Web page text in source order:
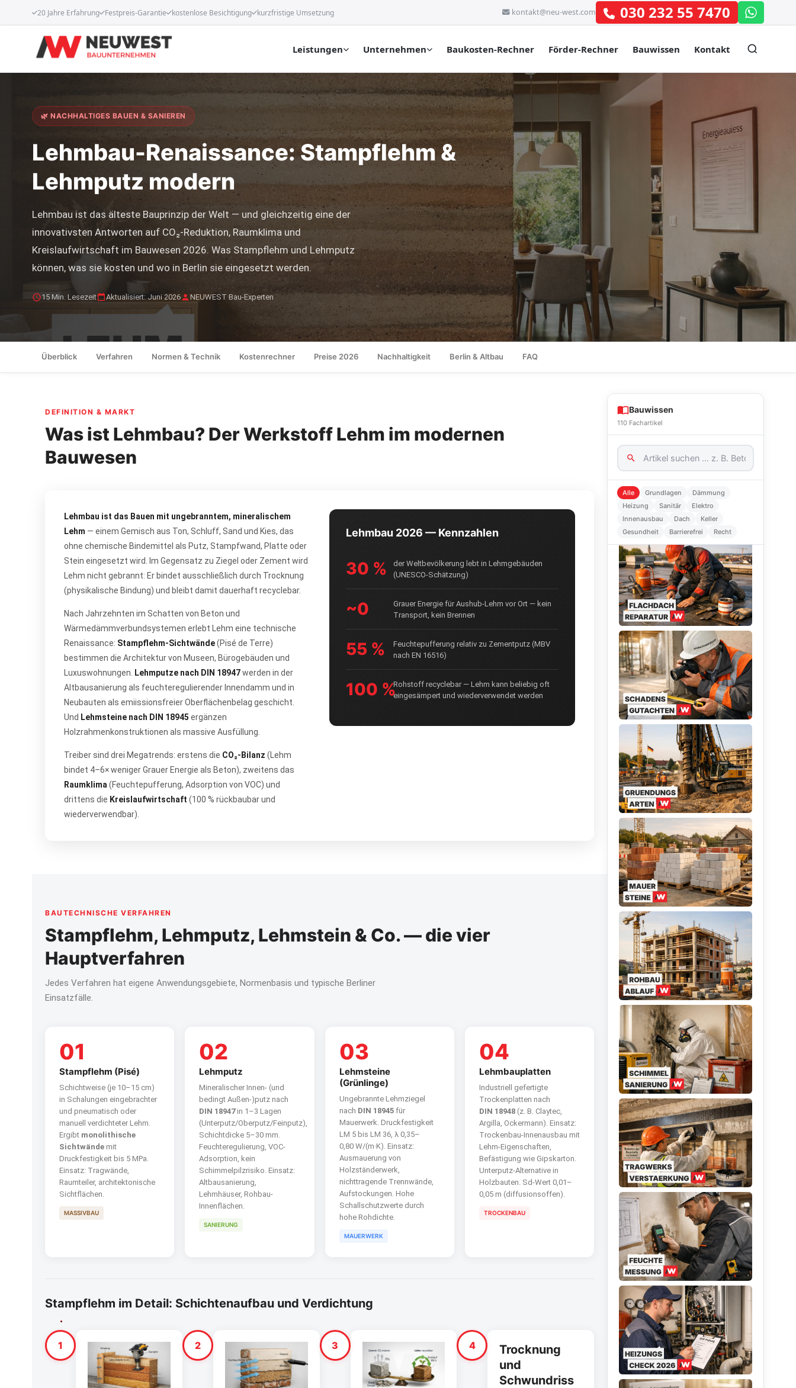
20 Jahre Erfahrung Festpreis-Garantie kostenlose Besichtigung kurzfristige Umsetzung kontakt@neu-west.com 030 232 55 7470
Leistungen Unternehmen Baukosten-Rechner Förder-Rechner Bauwissen Kontakt
🌿 NACHHALTIGES BAUEN & SANIEREN
Lehmbau-Renaissance: Stampflehm &
Lehmputz modern
Lehmbau ist das älteste Bauprinzip der Welt — und gleichzeitig eine der
innovativsten Antworten auf CO₂-Reduktion, Raumklima und
Kreislaufwirtschaft im Bauwesen 2026. Was Stampflehm und Lehmputz
können, was sie kosten und wo in Berlin sie eingesetzt werden.
15 Min. Lesezeit Aktualisiert: Juni 2026 NEUWEST Bau-Experten
Überblick Verfahren Normen & Technik Kostenrechner Preise 2026 Nachhaltigkeit Berlin & Altbau FAQ
DEFINITION & MARKT
Was ist Lehmbau? Der Werkstoff Lehm im modernen
Bauwesen
Lehmbau ist das Bauen mit ungebranntem, mineralischem
Lehm — einem Gemisch aus Ton, Schluff, Sand und Kies, das
ohne chemische Bindemittel als Putz, Stampfwand, Platte oder
Stein eingesetzt wird. Im Gegensatz zu Ziegel oder Zement wird
Lehm nicht gebrannt: Er bindet ausschließlich durch Trocknung
(physikalische Bindung) und bleibt damit dauerhaft recyclebar.
Nach Jahrzehnten im Schatten von Beton und
Wärmedämmverbundsystemen erlebt Lehm eine technische
Renaissance: Stampflehm-Sichtwände(Pisé de Terre)
bestimmen die Architektur von Museen, Bürogebäuden und
Luxuswohnungen.
Lehmputze nach DIN 18947werden in der
Altbausanierung als feuchteregulierender Innendamm und in
Neubauten als emiissions­freier Oberflächenbelag geschicht.
Und Lehmsteine nach DIN 18945 ergänzen
Holzrahmenkonstruktionen als massive Ausfüllung.
Treiber sind drei Megatrends: erstens die CO₂-Bilanz (Lehm
bindet 4–6× weniger Grauer Energie als Beton), zweitens das
Raumklima (Feuchte­pufferung, Adsorption von VOC) und
drittens die Kreislaufwirtschaft (100 % rückbaubar und
wiederverwendbar).
Lehmbau 2026 — Kennzahlen
30 %
der Weltbevölkerung lebt in Lehmgebäuden
(UNESCO-Schätzung)
~0
Grauer Energie für Aushub-Lehm vor Ort — kein
Transport, kein Brennen
55 %
Feuchte­pufferung relativ zu Zementputz (MBV
nach EN 16516)
100 %Roh­stoff recyclebar — Lehm kann beliebig oft
eingesämpert und wiederverwendet werden
BAUTECHNISCHE VERFAHREN
Stampflehm, Lehmputz, Lehmstein & Co. — die vier
Hauptverfahren
Jedes Verfahren hat eigene Anwendungsgebiete, Normenbasis und typische Berliner
Einsatzfälle.
01
Stampflehm (Pisé)
Schichtweise (je 10–15 cm)
in Schalungen eingebrachter
und pneumatisch oder
manuell verdichteter Lehm.
Ergibt monolithische
Sichtwände mit
Druckfestigkeit bis 5 MPa.
Einsatz: Tragwände,
Raumteiler, architektonische
Sichtflächen.
MASSIVBAU
02
Lehmputz
Mineralischer Innen- (und
bedingt Außen-)putz nach
DIN 18947in 1–3 Lagen
(Unterputz/Oberputz/Feinputz),
Schichtdicke 5–30 mm.
Feuchte­regulierung, VOC-
Adsorption, kein
Schimmelpilzrisiko. Einsatz:
Altbausanierung,
Lehmhäuser, Rohbau-
Innenflächen.
SANIERUNG
03
Lehmsteine
(Grünlinge)
Ungebrannte Lehmziegel
nach DIN 18945für
Mauerwerk. Druckfestigkeit
LM 5 bis LM 36, λ 0,35–
0,80 W/(m·K). Einsatz:
Ausmauerung von
Holzständer­werk,
nichttragende Trennwände,
Aufstockungen. Hohe
Schallschutzwerte durch
hohe Rohdichte.
MAUERWERK
04
Lehmbauplatten
Industriell gefertigte
Trockenplatten nach
DIN 18948(z. B. Claytec,
Argilla, Ockermann). Einsatz:
Trockenbau-Innenausbau mit
Lehm-Eigenschaften,
Befästigung wie Gipskarton.
Unterputz-Alternative in
Holzbauten. Sd-Wert 0,01–
0,05 m (diffusionsoffen).
TROCKENBAU
Stampflehm im Detail: Schichtenaufbau und Verdichtung
1 2 3 4
Trocknung
und
Schwundriss
Bauwissen
110 Fachartikel
Alle Grundlagen
Dämmung
Heizung
Sanitär
Elektro
Innenausbau
Dach
Keller
Gesundheit
Barrierefrei Recht